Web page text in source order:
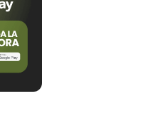
de las ganaderías,
Ávila,
Valladolid,
Cáceres, Badajoz